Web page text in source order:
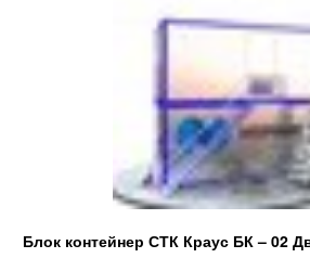
Блок контейнер СТК Краус БК – 02